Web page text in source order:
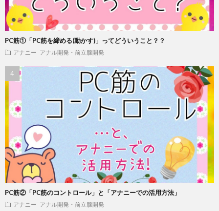
PC筋①「PC筋を締める(動かす)」ってどういうこと？？
アナニー アナル開発・前立腺開発
PC筋②「PC筋のコントロール」と「アナニーでの活用方法」
アナニー アナル開発・前立腺開発